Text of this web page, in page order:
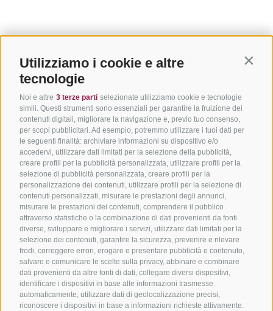
Utilizziamo i cookie e altre
tecnologie
Noi e altre 3 terze parti selezionate utilizziamo cookie e tecnologie
simili. Questi strumenti sono essenziali per garantire la fruizione dei
contenuti digitali, migliorare la navigazione e, previo tuo consenso,
per scopi pubblicitari. Ad esempio, potremmo utilizzare i tuoi dati per
le seguenti finalità: archiviare informazioni su dispositivo e/o
accedervi, utilizzare dati limitati per la selezione della pubblicità,
creare profili per la pubblicità personalizzata, utilizzare profili per la
selezione di pubblicità personalizzata, creare profili per la
personalizzazione dei contenuti, utilizzare profili per la selezione di
contenuti personalizzati, misurare le prestazioni degli annunci,
misurare le prestazioni dei contenuti, comprendere il pubblico
attraverso statistiche o la combinazione di dati provenienti da fonti
diverse, sviluppare e migliorare i servizi, utilizzare dati limitati per la
selezione dei contenuti, garantire la sicurezza, prevenire e rilevare
frodi, correggere errori, erogare e presentare pubblicità e contenuto,
salvare e comunicare le scelte sulla privacy, abbinare e combinare
dati provenienti da altre fonti di dati, collegare diversi dispositivi,
identificare i dispositivi in base alle informazioni trasmesse
automaticamente, utilizzare dati di geolocalizzazione precisi,
riconoscere i dispositivi in base a informazioni richieste attivamente.